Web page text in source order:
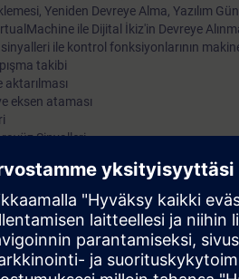
Yeniden Devreye Alma, Yazılım
ile Dijital İkiz'in Devreye
ile kontrol fonksiyonlarının
takibi
eksen ataması
Sinyalleri
Alarmları
Bağlantılarının Devreye Alınması
eğitim cihazı üzerinde pratik devreye